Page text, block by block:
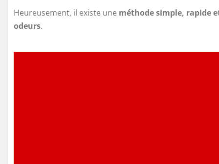
Heureusement, il existe une méthode simple, rapide
odeurs.